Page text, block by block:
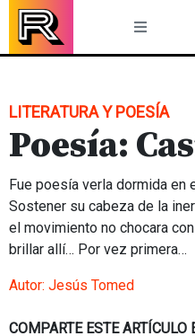
Skip
content
LITERATURA Y POESÍA
Poesía:
Fue poesía verla dormida
Sostener su cabeza de la
el movimiento no chocara
brillar allí… Por vez primera…
Autor: Jesús Tomed
COMPARTE ESTE ARTÍCULO